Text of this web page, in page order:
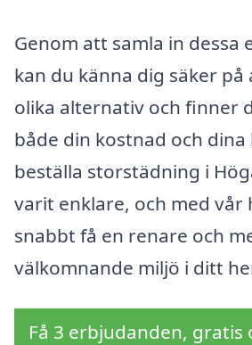
Genom att samla in dessa
kan du känna dig säker
olika alternativ och finner
både din kostnad och
beställa storstädning i
varit enklare, och med vår
snabbt få en renare och
välkomnande miljö i ditt
Få 3 erbjudanden, gratis